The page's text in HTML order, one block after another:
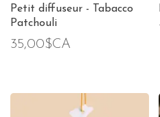
Petit diffuseur - Tabacco
Patchouli
35,00$CA